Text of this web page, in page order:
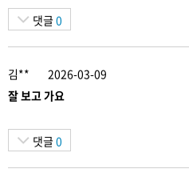
댓글 0
김**
2026-03-09
잘 보고 가요
댓글 0